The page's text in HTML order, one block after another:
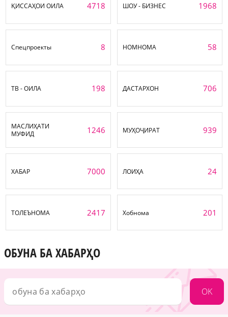
ҚИССАҲОИ ОИЛА 4718 ШОУ - БИЗНЕС 1968
Спецпроекты 8 НОМНОМА 58
ТВ - ОИЛА 198 ДАСТАРХОН 706
МАСЛИҲАТИ
МУФИД
1246 МУҲОҶИРАТ 939
ХАБАР 7000 ЛОИҲА 24
ТОЛЕЪНОМА 2417 Хобнома 201
ОБУНА БА ХАБАРҲО
OK